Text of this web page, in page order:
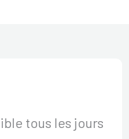
tous les jours